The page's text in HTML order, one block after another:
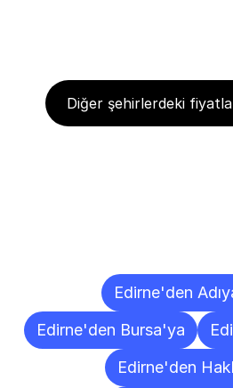
Diğer şehirlerdeki
Edirne'den
Edirne'den Bursa'ya
Edirne'den